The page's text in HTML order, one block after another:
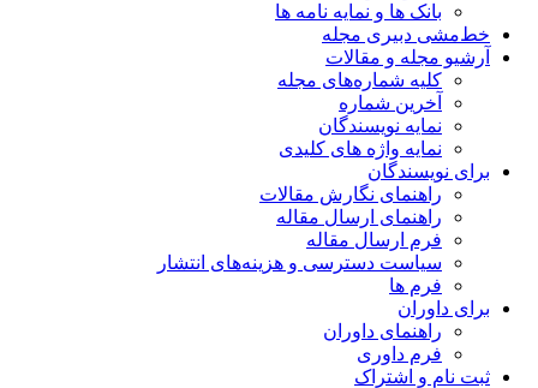
بانک ها و نمایه نامه ها
خط‌مشی دبیری مجله
آرشیو مجله و مقالات
کلیه شماره‌های مجله
آخرین شماره
نمایه نویسندگان
نمایه واژه های کلیدی
برای نویسندگان
راهنمای نگارش مقالات
راهنمای ارسال مقاله
فرم ارسال مقاله
سیاست دسترسی و هزینه‌های انتشار
فرم ها
برای داوران
راهنمای داوران
فرم داوری
ثبت نام و اشتراک